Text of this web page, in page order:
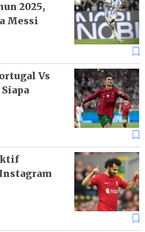
2025,
Messi
Vs